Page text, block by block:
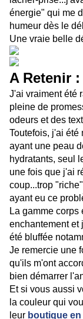
énergie" qui me
humeur dès le
Une vraie belle
A Retenir :
J'ai vraiment été
pleine de
odeurs et des
Toutefois, j'ai été
ayant une peau
hydratants, seul
une fois que j'ai
coup...trop
ayant eu ce
La gamme
enchantement et
été bluffée
Je remercie une
qu'ils m'ont
bien démarrer
Et si vous aussi
la couleur qui
leur boutique